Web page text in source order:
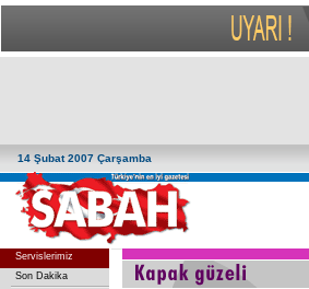
14 Şubat 2007 Çarşamba
Servislerimiz
Son Dakika